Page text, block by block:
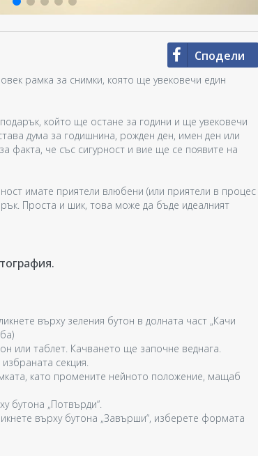
Сподели
рамка за снимки, която ще увековечи един
който ще остане за години и ще увековечи
дума за годишнина, рожден ден, имен ден или
факта, че със сигурност и вие ще се появите на
имате приятели влюбени (или приятели в процес
Проста и шик, това може да бъде идеалният
върху зеления бутон в долната част „Качи
или таблет. Качването ще започне веднага.
секция.
като промените нейното положение, мащаб
бутона „Потвърди“.
върху бутона „Завърши“, изберете формата